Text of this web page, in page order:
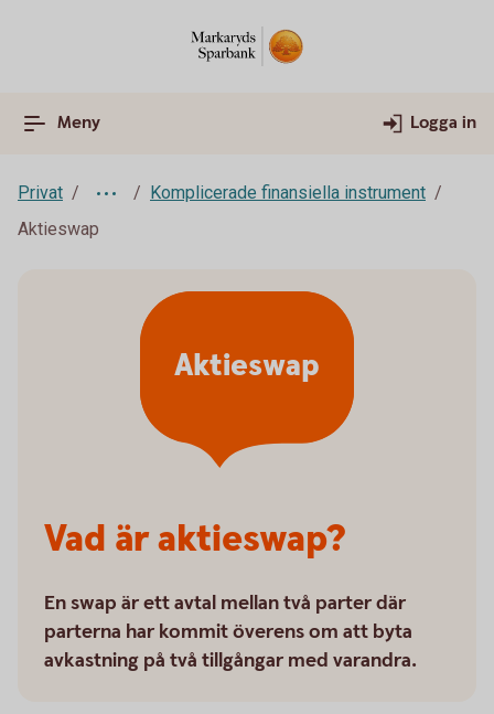
Meny Logga in
Privat
Komplicerade finansiella instrument
Aktieswap
Vad är aktieswap?
En swap är ett avtal mellan två parter där
parterna har kommit överens om att byta
avkastning på två tillgångar med varandra.
Aktieswap